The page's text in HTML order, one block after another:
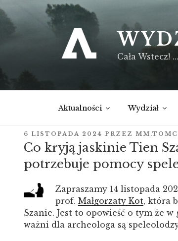
Przejdź
do
Cała Wstecz!
Aktualności Wydział
OPUBLIKOWANE
W
6 LISTOPADA 2024 PRZEZ
Co kryją jaskinie Tien
potrzebuje pomocy
Zapraszamy 14 listopada
prof. Małgorzaty Kot, która
Szanie. Jest to opowieść o tym że
ważni dla archeologa są